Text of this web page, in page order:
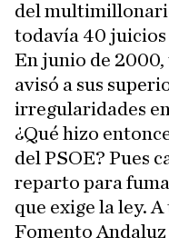
del
todavía 40
En junio de
avisó a sus
irregularidades
¿Qué hizo
del PSOE? Pues
reparto para
que exige la ley.
Fomento Andaluz